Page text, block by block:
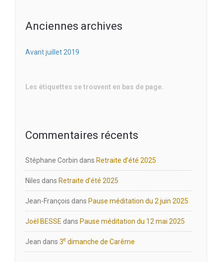
Anciennes archives
Avant juillet 2019
Les étiquettes se trouvent en bas de page.
Commentaires récents
Stéphane Corbin dans Retraite d’été 2025
Niles dans Retraite d’été 2025
Jean-François dans Pause méditation du 2 juin 2025
Joël BESSE dans Pause méditation du 12 mai 2025
Jean dans 3e dimanche de Carême